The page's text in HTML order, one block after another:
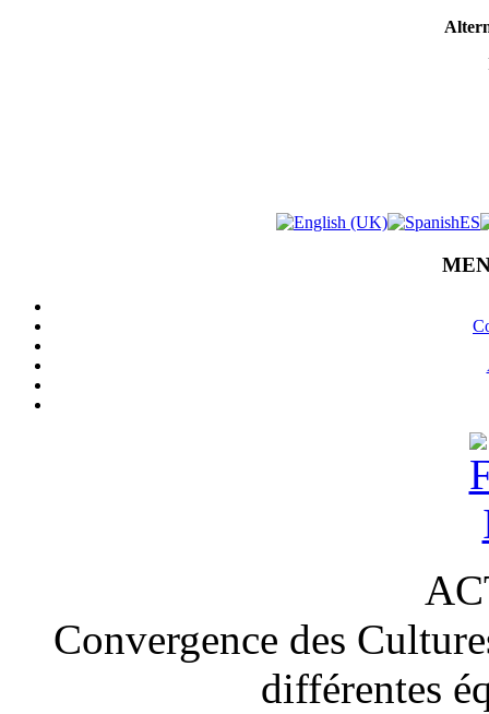
Convergence des
différentes